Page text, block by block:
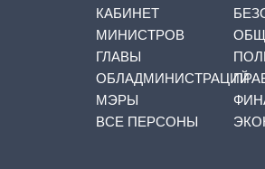
КАБИНЕТ
МИНИСТРОВ
ГЛАВЫ
ОБЛАДМИНИСТРАЦИЙ
МЭРЫ
ВСЕ ПЕРСОНЫ